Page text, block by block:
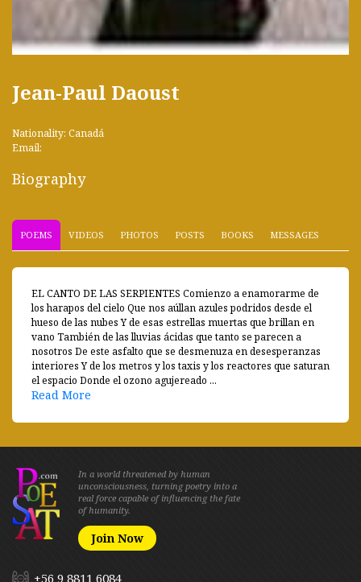
Jean-Paul Daoust
Nationality: Canadá
Email:
Biography
POEMS VIDEOS PHOTOS POSTS BOOKS MESSAGES
EL CANTO DE LAS SERPIENTES Comienzo a enamorarme de
los harapos del cielo Que nos aúllan azules podridos desde el
hueso de las nubes Y de esas estrellas muertas que brillan en
vano También de las lluvias ácidas que tanto se parecen a
nosotros De este asfalto que se desmenuza en desesperanzas
interiores Y de los metros y los taxis y los reactores que saturan
el espacio Donde el ozono agujereado ...
Read More
In a world threatened by human
unconsciousness, turning poetry into a
real force capable of influencing the fate
of humanity.
Join Now
+56 9 8811 6084